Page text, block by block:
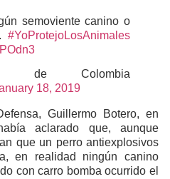
semoviente canino o
#YoProtejoLosAnimales
de Colombia
18, 2019
Guillermo Botero, en
aclarado que, aunque
que un perro antiexplosivos
en realidad ningún canino
con carro bomba ocurrido el